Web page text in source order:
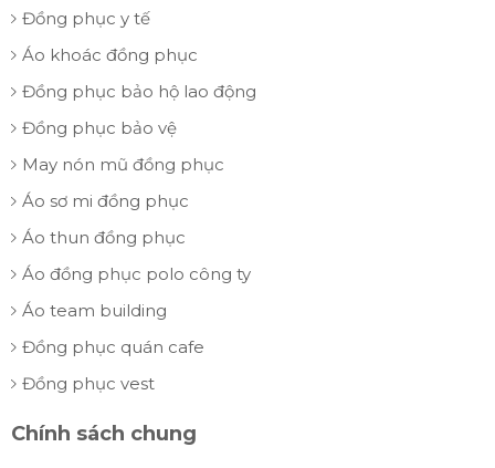
Đồng phục y tế
Áo khoác đồng phục
Đồng phục bảo hộ lao động
Đồng phục bảo vệ
May nón mũ đồng phục
Áo sơ mi đồng phục
Áo thun đồng phục
Áo đồng phục polo công ty
Áo team building
Đồng phục quán cafe
Đồng phục vest
Chính sách chung